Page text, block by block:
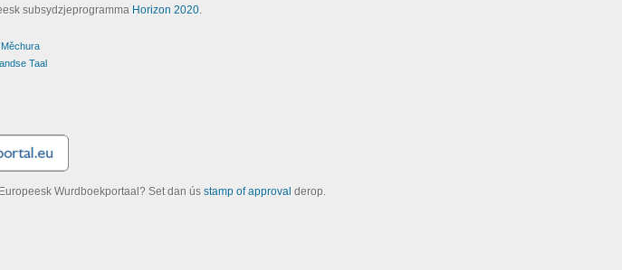
subsydzjeprogramma Horizon 2020.
Taal
Wurdboekportaal? Set dan ús stamp of approval derop.